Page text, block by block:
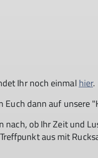
Ihr noch einmal hier.
Euch dann auf unsere
ob Ihr Zeit und
aus mit